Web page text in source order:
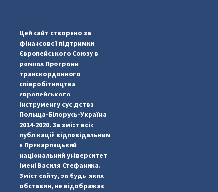
Цей сайт створено за
фінансової підтримки
Європейського Союзу в
рамках Програми
транскордонного
співробітництва
європейського
інструменту сусідства
Польща-Білорусь-Україна
2014-2020. За зміст всіх
публікацій відповідальним
є Прикарпацький
національний університет
імені Василя Стефаника.
Зміст сайту, за будь-яких
обставин, не відображає